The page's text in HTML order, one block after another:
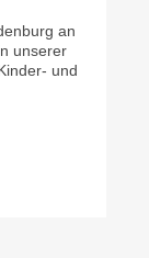
an
unserer
und